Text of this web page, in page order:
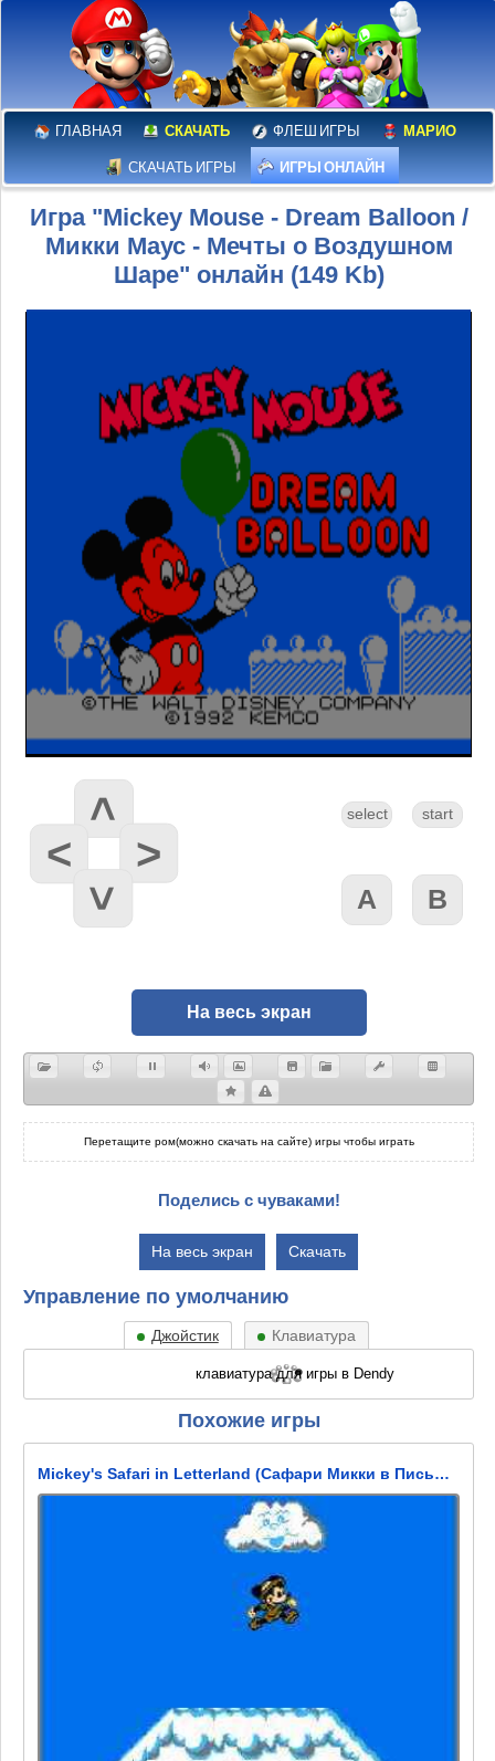
ГЛАВНАЯ СКАЧАТЬ ФЛЕШ ИГРЫ МАРИО
СКАЧАТЬ ИГРЫ ИГРЫ ОНЛАЙН
Игра "Mickey Mouse - Dream Balloon /
Микки Маус - Мечты о Воздушном
Шаре" онлайн (149 Kb)
На весь экран
Перетащите ром(можно скачать на сайте) игры чтобы играть
Поделись с чуваками!
На весь экран Скачать
Управление по умолчанию
Джойстик Клавиатура
Похожие игры
Mickey's Safari in Letterland (Сафари Микки в Письмоландии)